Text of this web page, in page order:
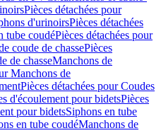
Pièces détachées pour
d'urinoirsPièces détachées
tube coudéPièces détachées pour
coude de chassePièces
de chasseManchons de
Manchons de
Pièces détachées pour Coudes
d'écoulement pour bidetsPièces
pour bidetsSiphons en tube
en tube coudéManchons de